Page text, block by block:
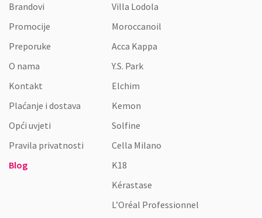
Brandovi
Promocije
Preporuke
O nama
Kontakt
Plaćanje i dostava
Opći uvjeti
Pravila privatnosti
Blog
Villa Lodola
Moroccanoil
Acca Kappa
Y.S. Park
Elchim
Kemon
Solfine
Cella Milano
K18
Kérastase
L’Oréal Professionnel